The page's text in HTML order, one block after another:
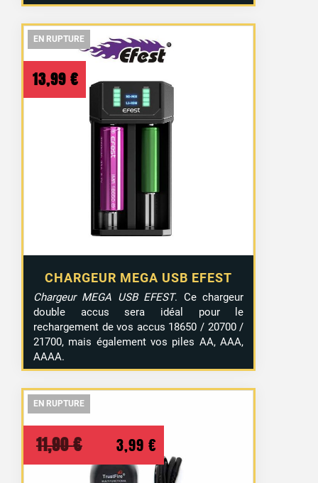
EN RUPTURE
EN RUPTURE
CHARGEUR MEGA USB EFEST
13,99 €
Chargeur MEGA USB EFEST. Ce chargeur
double accus sera idéal pour le
rechargement de vos accus 18650 / 20700 /
21700, mais également vos piles AA, AAA,
AAAA.
EN RUPTURE
EN RUPTURE
EN RUPTURE
11,90€
Le
prix
3,99 €
prix
EN RUPTURE